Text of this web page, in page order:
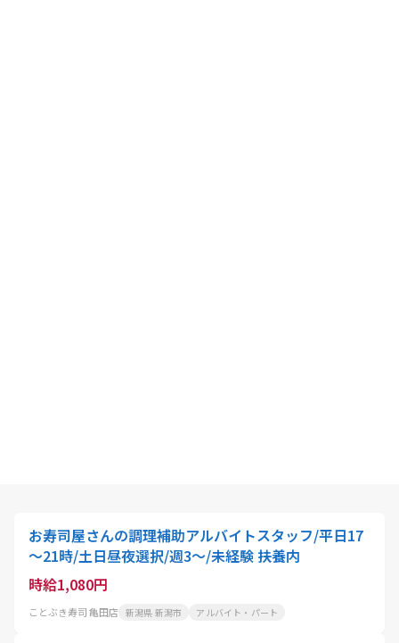
お寿司屋さんの調理補助アルバイトスタッフ/平日17
～21時/土日昼夜選択/週3～/未経験 扶養内
時給1,080円
ことぶき寿司 亀田店 新潟県 新潟市 アルバイト・パート